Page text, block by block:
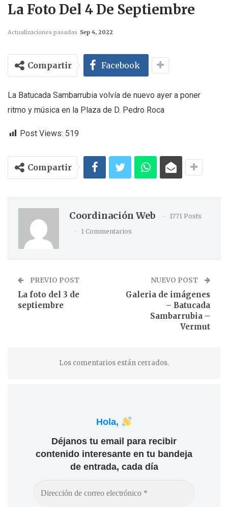
La Foto Del 4 De Septiembre
Actualizaciones pasadas Sep 4, 2022
Compartir Facebook
La Batucada Sambarrubia volvía de nuevo ayer a poner
ritmo y música en la Plaza de D. Pedro Roca
Post Views: 519
Compartir
Coordinación Web
1771 Posts
1 Commentarios
PREVIO POST
La foto del 3 de
septiembre
NUEVO POST
Galeria de imágenes
– Batucada
Sambarrubia –
Vermut
Los comentarios están cerrados.
Hola,
Déjanos tu email para recibir
contenido interesante en tu bandeja
de entrada, cada día